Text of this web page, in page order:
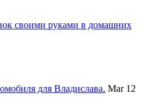
своими руками в домашних
для Владислава. Mar 12